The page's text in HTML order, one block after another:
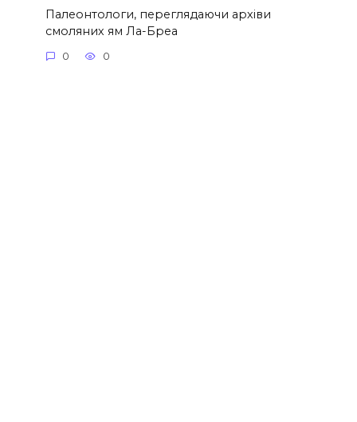
Палеонтологи, переглядаючи архіви
смоляних ям Ла-Бреа
0 0